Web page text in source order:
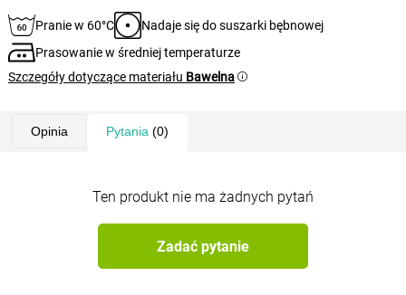
Pranie w 60°C
Nadaje się do suszarki bębnowej
Prasowanie w średniej temperaturze
Szczegóły dotyczące materiału Bawelna
Opinia Pytania (0)
Ten produkt nie ma żadnych pytań
Zadać pytanie